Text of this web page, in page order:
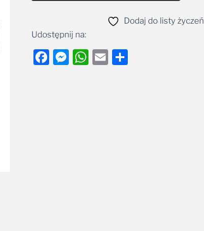
Dodaj do listy życzeń
Udostępnij na:
Facebook
Messenger
WhatsApp
EmailShare